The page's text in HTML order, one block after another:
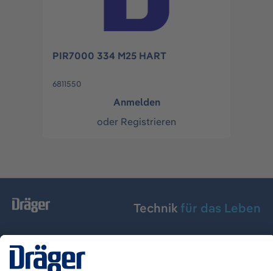
PIR7000 334 M25 HART
6811550
Anmelden
oder Registrieren
Technik für das Leben